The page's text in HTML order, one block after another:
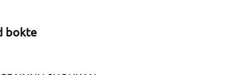
bokte